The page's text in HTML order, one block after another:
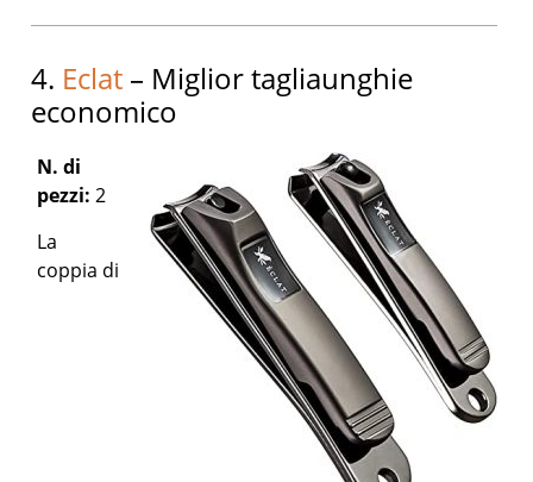
4. Eclat – Miglior tagliaunghie
economico
N. di
pezzi:2
La
coppia di